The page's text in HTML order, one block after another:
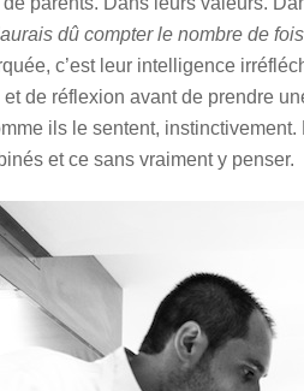
dû compter le nombre de
c’est leur intelligence
de réflexion avant de prendre
ils le sentent,
et ce sans vraiment y penser.